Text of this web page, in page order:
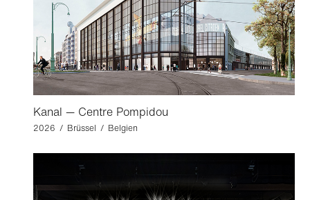
Kanal — Centre Pompidou
2026 / Brüssel / Belgien